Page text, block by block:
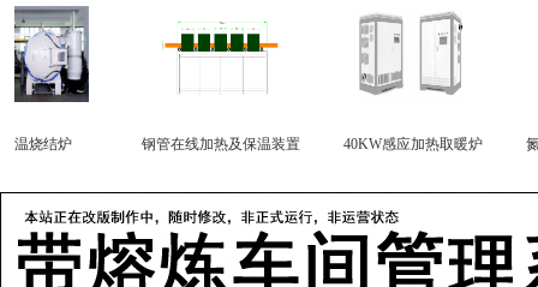
钢管在线加热及保温装置 40KW感应加热取暖炉 氮化硼专